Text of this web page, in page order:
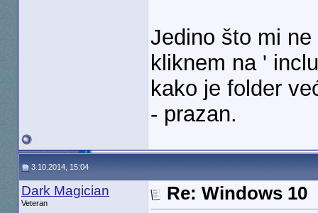
Jedino što mi
kliknem na '
kako je folder
- prazan.
3.10.2014, 15:04
Dark Magician
Veteran
Re: Windows 10